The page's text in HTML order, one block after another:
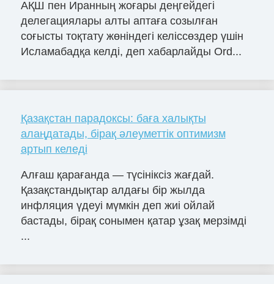
АҚШ пен Иранның жоғары деңгейдегі
делегациялары алты аптаға созылған
соғысты тоқтату жөніндегі келіссөздер үшін
Исламабадқа келді, деп хабарлайды Ord...
Қазақстан парадоксы: баға халықты
алаңдатады, бірақ әлеуметтік оптимизм
артып келеді
Алғаш қарағанда — түсініксіз жағдай.
Қазақстандықтар алдағы бір жылда
инфляция үдеуі мүмкін деп жиі ойлай
бастады, бірақ сонымен қатар ұзақ мерзімді
...